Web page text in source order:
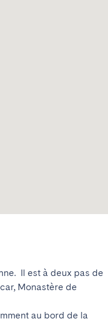
Il est à deux pas de
Monastère de
au bord de la